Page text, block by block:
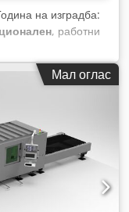
на изградба:
, работни
Мал оглас